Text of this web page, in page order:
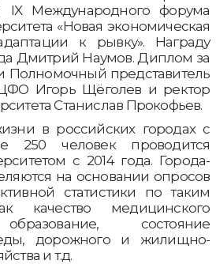
IX Международного форума
«Новая экономическая
к рывку». Награду
Дмитрий Наумов. Диплом за
Полномочный представитель
Игорь Щёголев и ректор
Станислав Прокофьев.
в российских городах с
250 человек проводится
с 2014 года. Города-
на основании опросов
статистики по таким
качество медицинского
состояние
дорожного и жилищно-
и т.д.